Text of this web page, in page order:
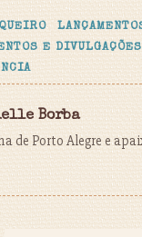
E DIVULGAÇÕES
Borba
de Porto Alegre e